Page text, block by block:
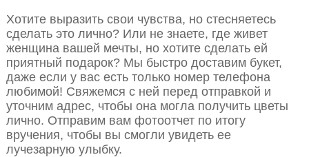
Хотите выразить свои чувства, но стесняетесь
сделать это лично? Или не знаете, где живет
женщина вашей мечты, но хотите сделать ей
приятный подарок? Мы быстро доставим букет,
даже если у вас есть только номер телефона
любимой! Свяжемся с ней перед отправкой и
уточним адрес, чтобы она могла получить цветы
лично. Отправим вам фотоотчет по итогу
вручения, чтобы вы смогли увидеть ее
лучезарную улыбку.